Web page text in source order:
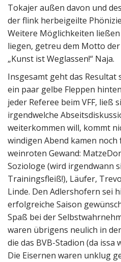
Tokajer außen davon und
der flink herbeigeilte
Weitere Möglichkeiten
liegen, getreu dem Motto
„Kunst ist Weglassen!“ Naja.
Insgesamt geht das Resultat
ein paar gelbe Fleppen
jeder Referee beim VFF, ließ
irgendwelche
weiterkommen will, kommt
windigen Abend kamen
weinroten Gewand:
Soziologe (wird irgendwann
Trainingsfleiß!), Läufer,
Linde. Den Adlershofern sei
erfolgreiche Saison
Spaß bei der
waren übrigens neulich in
die das BVB-Stadion (da issa
Die Eisernen waren unklug